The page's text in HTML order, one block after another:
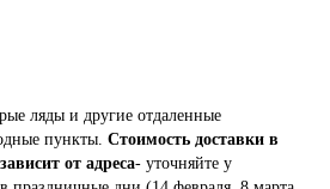
ляды и другие отдаленные
пункты. Стоимость доставки в
от адреса- уточняйте у